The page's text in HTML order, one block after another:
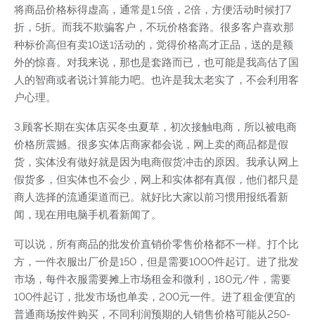
将商品价格标得虚高，通常是1.5倍，2倍，方便活动时候打7
折，5折。而我不欺骗客户，不玩价格套路。很多客户喜欢那
种标价高但有卖10送1活动的，觉得价格高才正品，送的是额
外的惊喜。对我来说，那也是套路而已，也可能是我高估了国
人的智商或者说计算能力吧。也许是我太老实了，不会利用客
户心理。
3.顾客长期在实体店买冬虫夏草，初次接触电商，所以被电商
价格所震撼。很多实体店商家都会说，网上卖的商品都是假
货，实体没有做好就是因为电商假货冲击的原因。我承认网上
假货多，但实体也不会少，网上和实体都有真假，他们都只是
商人选择的流通渠道而已。就好比大家以前习惯用报纸看新
闻，现在用电脑手机看新闻了。
可以说，所有商品的批发价直销价零售价格都不一样。打个比
方，一件衣服出厂价是150，但是需要1000件起订。进了批发
市场，每件衣服需要摊上市场租金和微利，180元/件，需要
100件起订，批发市场也单卖，200元一件。进了租金便宜的
普通商场按件购买，不同利润预期的人销售价格可能从250-